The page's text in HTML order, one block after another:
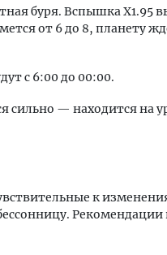
буря. Вспышка X1.95
от 6 до 8, планету
с 6:00 до 00:00.
сильно — находится на
к
Рекомендации